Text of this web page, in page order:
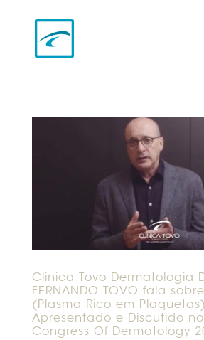
Clinica Tovo Dermatologia
FERNANDO TOVO fala
(Plasma Rico em
Apresentado e Discutido
Congress Of Dermatology